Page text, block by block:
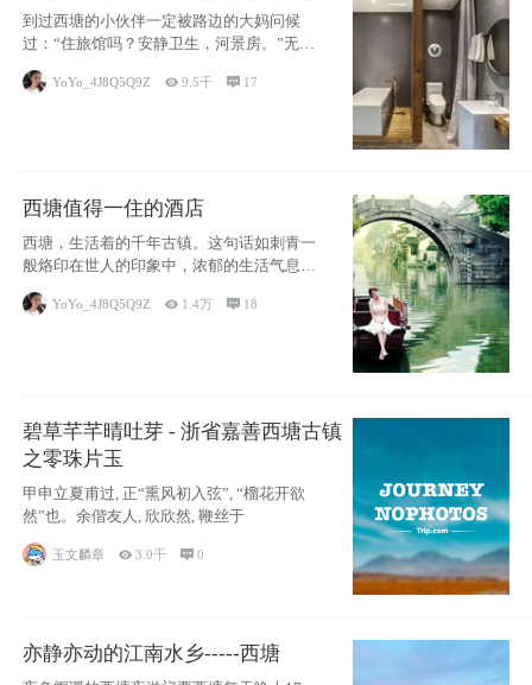
到过西塘的小伙伴一定被路边的大妈问候
过：“住旅馆吗？安静卫生，河景房。”无意
YoYo_4J8Q5Q9Z 9.5千  17
西塘值得一住的酒店
西塘，生活着的千年古镇。这句话如刺青一
般烙印在世人的印象中，浓郁的生活气息，
小桥流水
YoYo_4J8Q5Q9Z  1.4万  18
碧草芊芊晴吐芽 - 浙省嘉善西塘古镇
之零珠片玉
甲申立夏甫过, 正“熏风初入弦”, “榴花开欲
然”也。余偕友人, 欣欣然, 鞭丝于
玉文麟章  3.0千 0
亦静亦动的江南水乡-----西塘